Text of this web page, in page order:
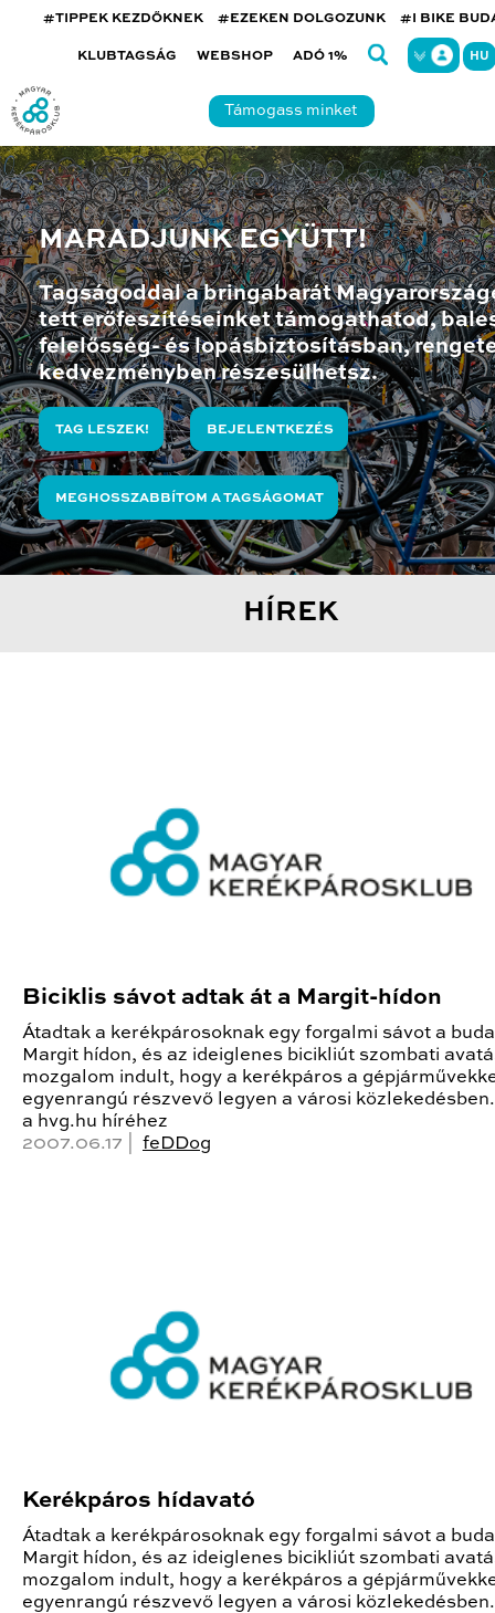
#TIPPEK KEZDŐKNEK #EZEKEN DOLGOZUNK #I BIKE
KLUBTAGSÁG WEBSHOP ADÓ 1% HU
Támogass minket
MARADJUNK EGYÜTT!
Tagságoddal a bringabarát
tett erőfeszítéseinket támogathatod,
felelősség- és lopásbiztosításban,
kedvezményben részesülhetsz.
TAG LESZEK! BEJELENTKEZÉS
MEGHOSSZABBÍTOM A TAGSÁGOMAT
HÍREK
Biciklis sávot adtak át a Margit-hídon
Átadtak a kerékpárosoknak egy forgalmi sávot a
Margit hídon, és az ideiglenes bicikliút szombati
mozgalom indult, hogy a kerékpáros a
egyenrangú részvevő legyen a városi
a hvg.hu híréhez
2007.06.17 | feDDog
Kerékpáros hídavató
Átadtak a kerékpárosoknak egy forgalmi sávot a
Margit hídon, és az ideiglenes bicikliút szombati
mozgalom indult, hogy a kerékpáros a
egyenrangú részvevő legyen a városi